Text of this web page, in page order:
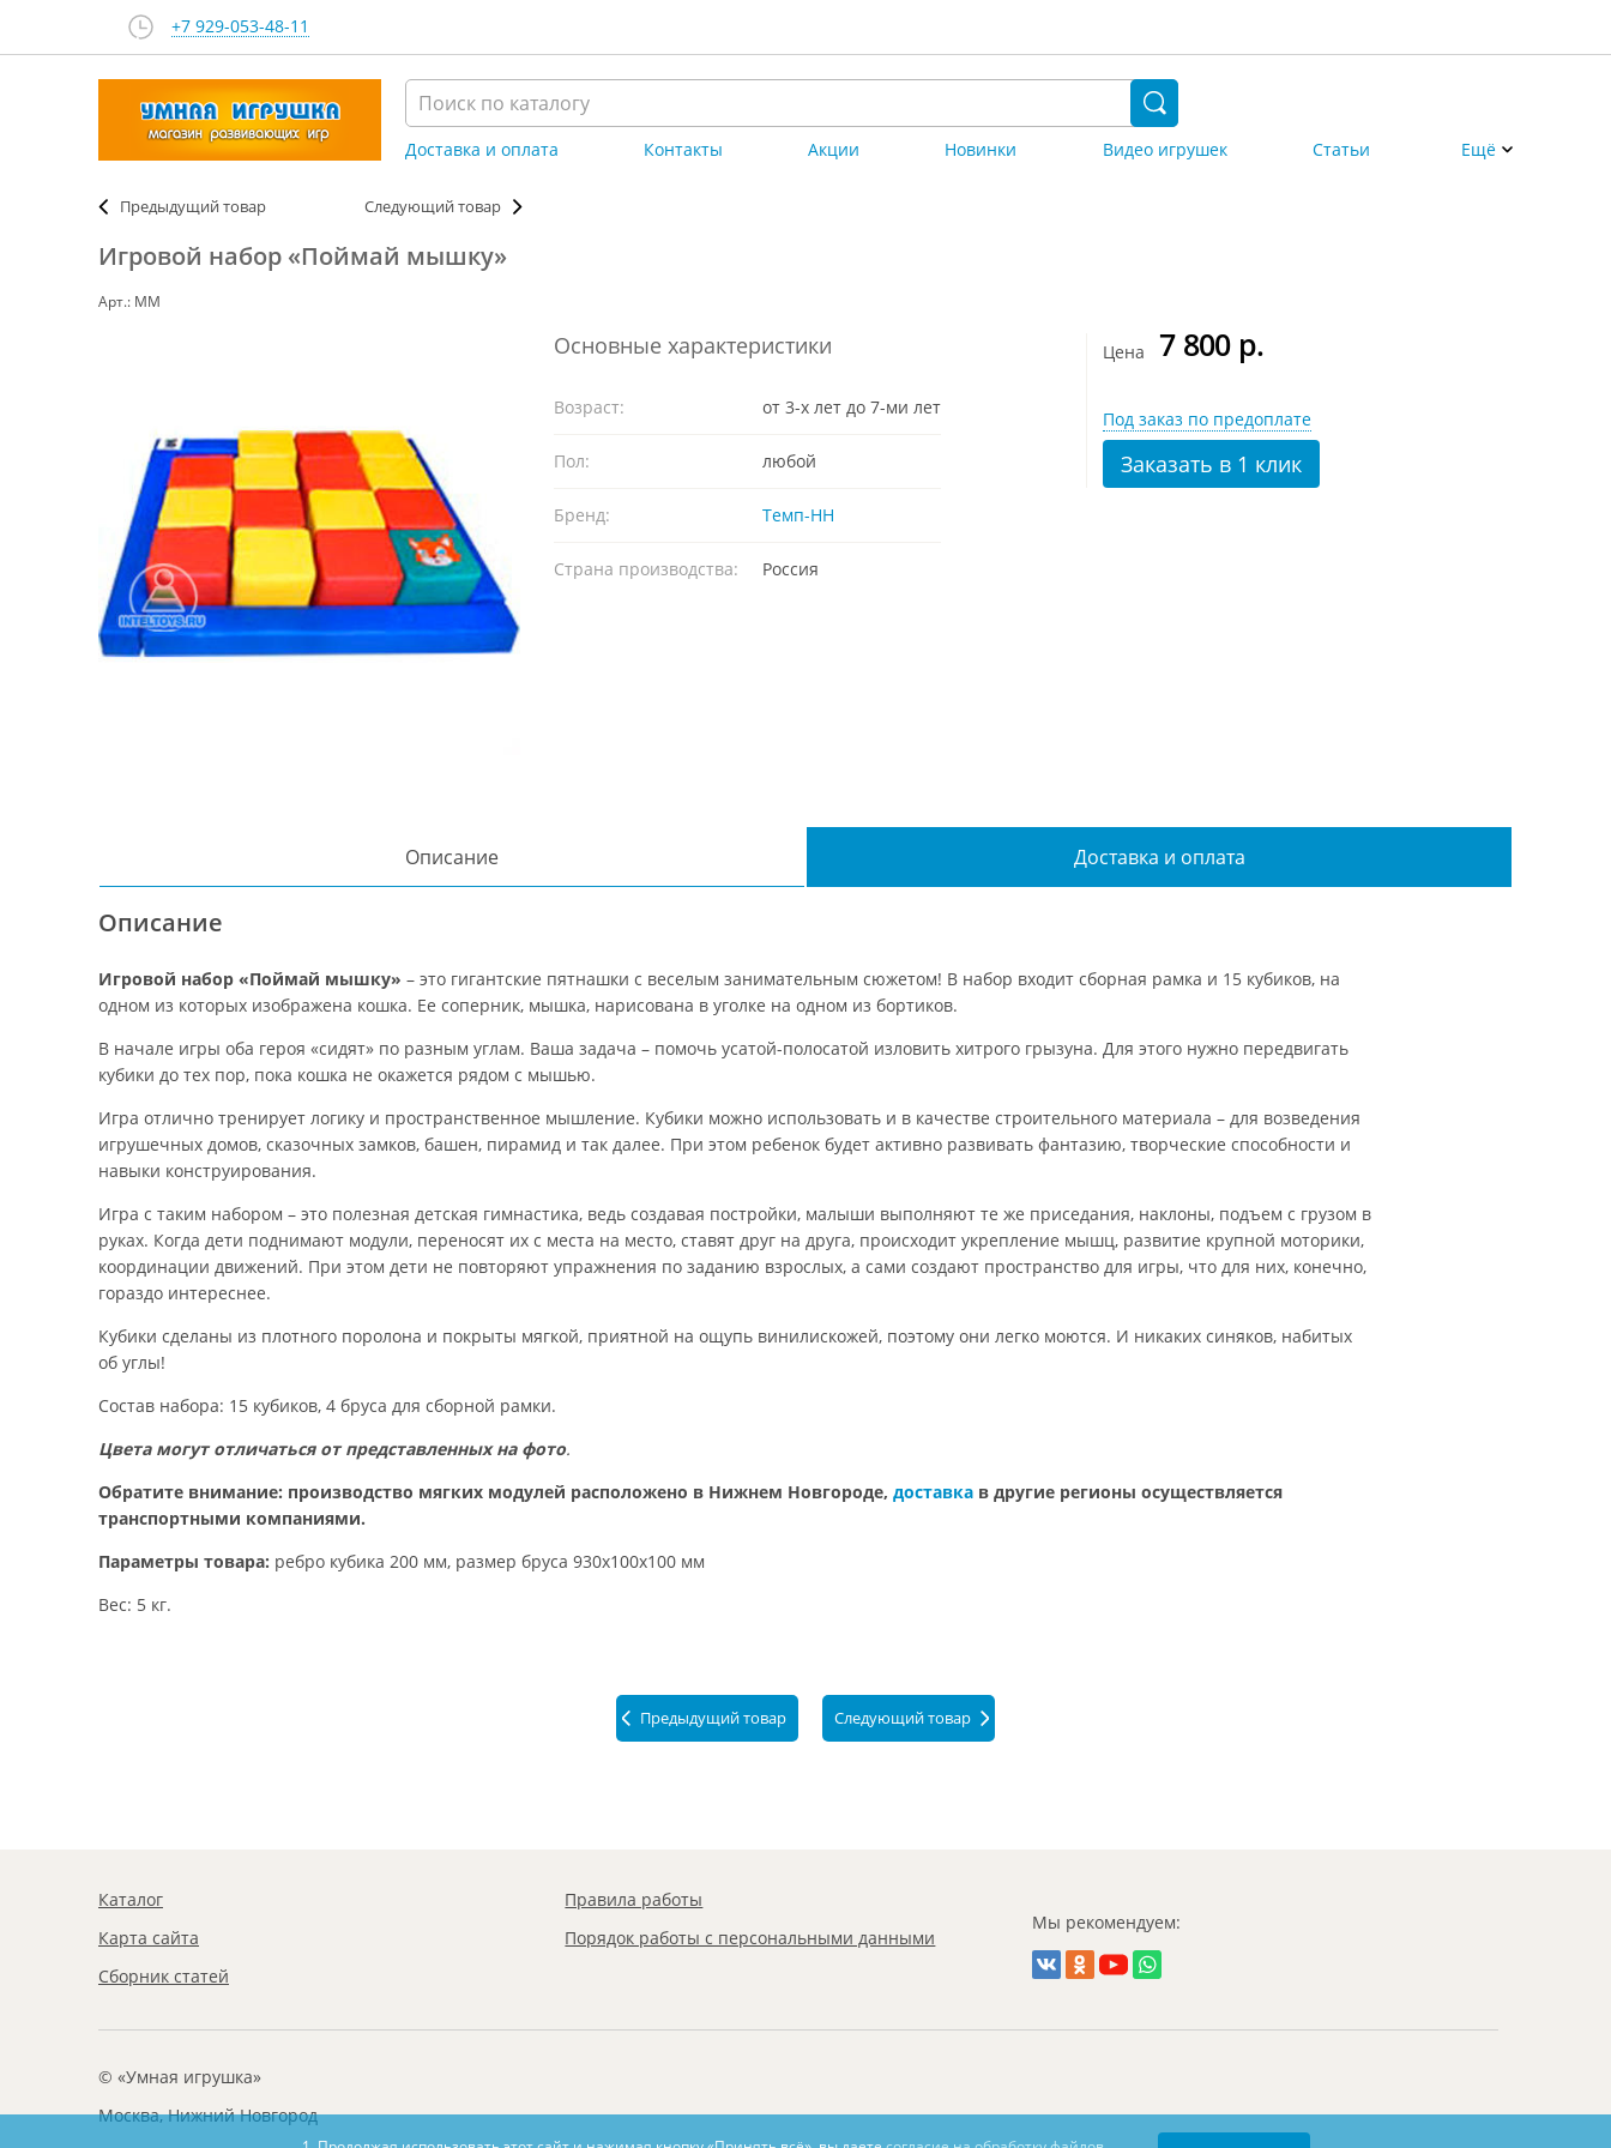
+7 929-053-48-11
Доставка и оплата Контакты Акции Новинки Видео игрушек Статьи Ещё
Предыдущий товар Следующий товар
Арт.: ММ
Игровой набор «Поймай мышку»
Основные характеристики
Возраст: от 3-х лет до 7-ми лет
Пол: любой
Бренд: Темп-НН
Страна производства: Россия
Цена 7 800 р.
Под заказ по предоплате
Заказать в 1 клик
Описание
Описание
Игровой набор «Поймай мышку» – это гигантские пятнашки с веселым занимательным сюжетом! В набор входит сборная рамка и 15 кубиков, на
одном из которых изображена кошка. Ее соперник, мышка, нарисована в уголке на одном из бортиков.
В начале игры оба героя «сидят» по разным углам. Ваша задача – помочь усатой-полосатой изловить хитрого грызуна. Для этого нужно передвигать
кубики до тех пор, пока кошка не окажется рядом с мышью.
Игра отлично тренирует логику и пространственное мышление. Кубики можно использовать и в качестве строительного материала – для возведения
игрушечных домов, сказочных замков, башен, пирамид и так далее. При этом ребенок будет активно развивать фантазию, творческие способности и
навыки конструирования.
Игра с таким набором – это полезная детская гимнастика, ведь создавая постройки, малыши выполняют те же приседания, наклоны, подъем с грузом в
руках. Когда дети поднимают модули, переносят их с места на место, ставят друг на друга, происходит укрепление мышц, развитие крупной моторики,
координации движений. При этом дети не повторяют упражнения по заданию взрослых, а сами создают пространство для игры, что для них, конечно,
гораздо интереснее.
Кубики сделаны из плотного поролона и покрыты мягкой, приятной на ощупь винилискожей, поэтому они легко моются. И никаких синяков, набитых
об углы!
Состав набора: 15 кубиков, 4 бруса для сборной рамки.
Цвета могут отличаться от представленных на фото.
Обратите внимание: производство мягких модулей расположено в Нижнем Новгороде, доставка в другие регионы осуществляется
транспортными компаниями.
Параметры товара: ребро кубика 200 мм, размер бруса 930х100х100 мм
Вес: 5 кг.
Доставка и оплата
Предыдущий товар Следующий товар
Каталог
Карта сайта
Сборник статей
Правила работы
Порядок работы с персональными данными
© «Умная игрушка»
Москва, Нижний Новгород
Мы рекомендуем: